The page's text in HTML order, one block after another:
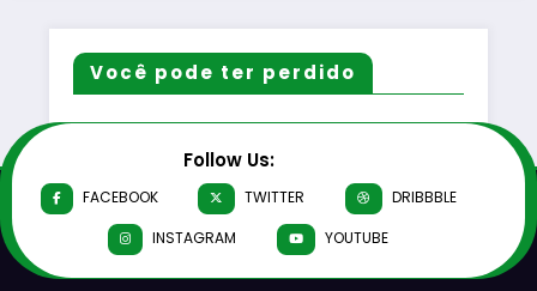
Você pode ter perdido
Follow Us:
FACEBOOK TWITTER
DRIBBBLE
INSTAGRAM
YOUTUBE